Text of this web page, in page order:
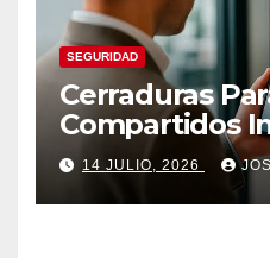
SEGURIDAD
Cerraduras
Compartidos
14 JULIO, 2026